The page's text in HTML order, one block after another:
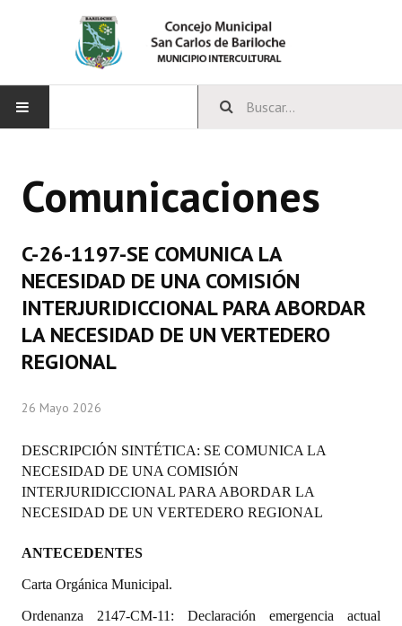
CONCEJO
Integrantes del Concejo
Comisiones Permanentes
Comisiones Especiales
LEGISLACIÓN
Constitución Nacional
Carta Orgánica 2007
Reglamento Interno
Comunicaciones
C-26-1197-SE COMUNICA LA
NECESIDAD DE UNA COMISIÓN
INTERJURIDICCIONAL PARA ABORDAR
LA NECESIDAD DE UN VERTEDERO
REGIONAL
26 Mayo 2026
DESCRIPCIÓN SINTÉTICA: SE COMUNICA LA
NECESIDAD DE UNA COMISIÓN
INTERJURIDICCIONAL PARA ABORDAR LA
NECESIDAD DE UN VERTEDERO REGIONAL
ANTECEDENTES
Carta Orgánica Municipal.
Ordenanza 2147-CM-11: Declaración emergencia actual